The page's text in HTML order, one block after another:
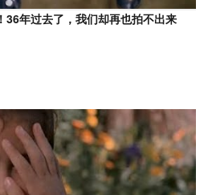
36年过去了，我们却再也拍不出来